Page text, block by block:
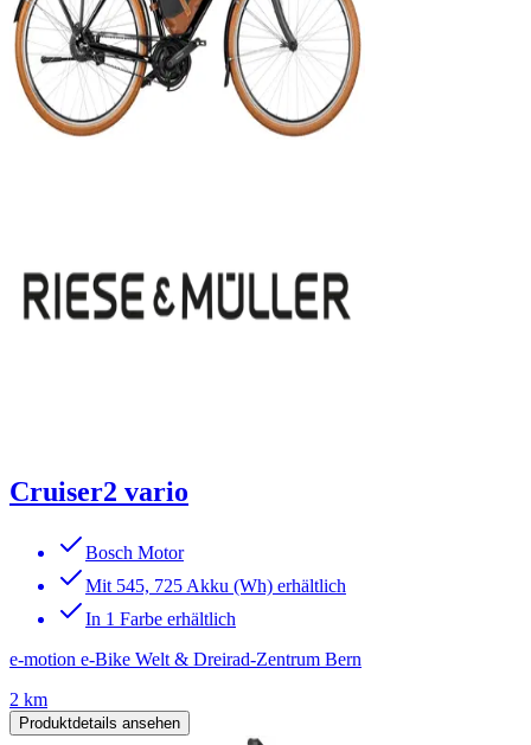
Cruiser2 vario
Bosch Motor
Mit 545, 725 Akku (Wh) erhältlich
In 1 Farbe erhältlich
e-motion e-Bike Welt & Dreirad-Zentrum Bern
2 km
Produktdetails ansehen